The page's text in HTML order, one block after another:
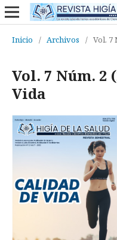
Inicio / Archivos / Vol. 7
Vol. 7 Núm. 2
Vida